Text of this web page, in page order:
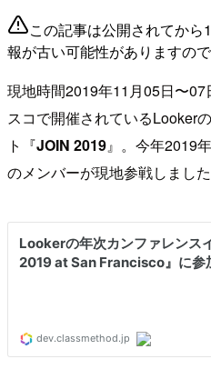
この記事は公開されてか
報が古い可能性がありますの
現地時間2019年11月05日〜
スコで開催されているLooker
ト『JOIN 2019』。今年2019
のメンバーが現地参戦しました